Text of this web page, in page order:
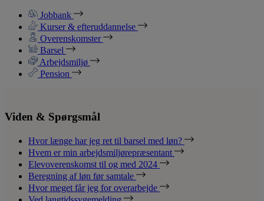
Jobbank
Kurser & efteruddannelse
Overenskomster
Barsel
Arbejdsmiljø
Pension
Viden & Spørgsmål
Hvor længe har jeg ret til barsel med løn?
Hvem er min arbejdsmiljørepræsentant
Elevoverenskomst til og med 2024
Beregning af løn før samtale
Hvor meget får jeg for overarbejde